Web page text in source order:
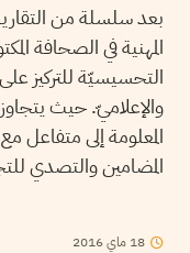
بعد سلسلة من
المهنية في الصحافة
التحسيسيّة للتركيز
والإعلاميّ. حيث
المعلومة إلى متفاعل
المضامين والتصدي
18 ماي2016